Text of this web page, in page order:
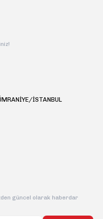
İSTANBUL
güncel olarak haberdar